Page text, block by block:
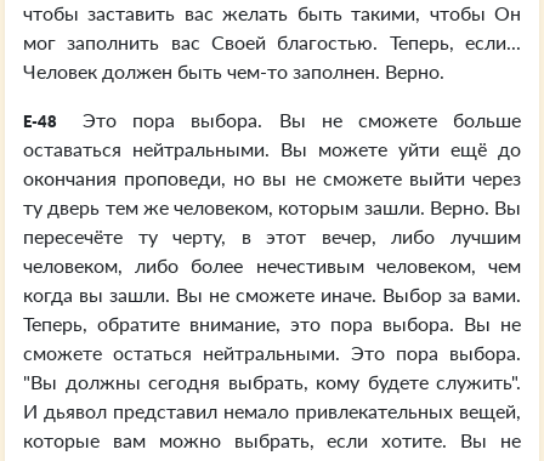
чтобы заставить вас желать быть такими, чтобы Он
мог заполнить вас Своей благостью. Теперь, если...
Человек должен быть чем-то заполнен. Верно.
E-48
Это пора выбора. Вы не сможете больше
оставаться нейтральными. Вы можете уйти ещё до
окончания проповеди, но вы не сможете выйти через
ту дверь тем же человеком, которым зашли. Верно. Вы
пересечёте ту черту, в этот вечер, либо лучшим
человеком, либо более нечестивым человеком, чем
когда вы зашли. Вы не сможете иначе. Выбор за вами.
Теперь, обратите внимание, это пора выбора. Вы не
сможете остаться нейтральными. Это пора выбора.
"Вы должны сегодня выбрать, кому будете служить".
И дьявол представил немало привлекательных вещей,
которые вам можно выбрать, если хотите. Вы не